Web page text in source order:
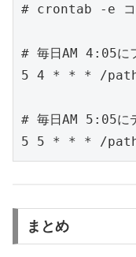
# crontab -e コ
# 毎日AM 4:05に
5 4 * * * /
# 毎日AM 5:05に
5 5 * * * /
まとめ